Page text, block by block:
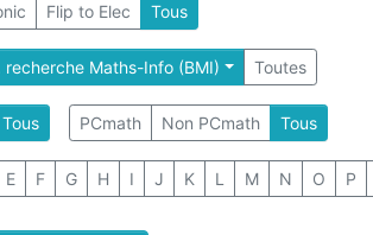
Flip to Elec Tous
recherche Maths-Info (BMI) Toutes
Tous PCmath Non PCmath Tous
E F G H I J K L M N O P